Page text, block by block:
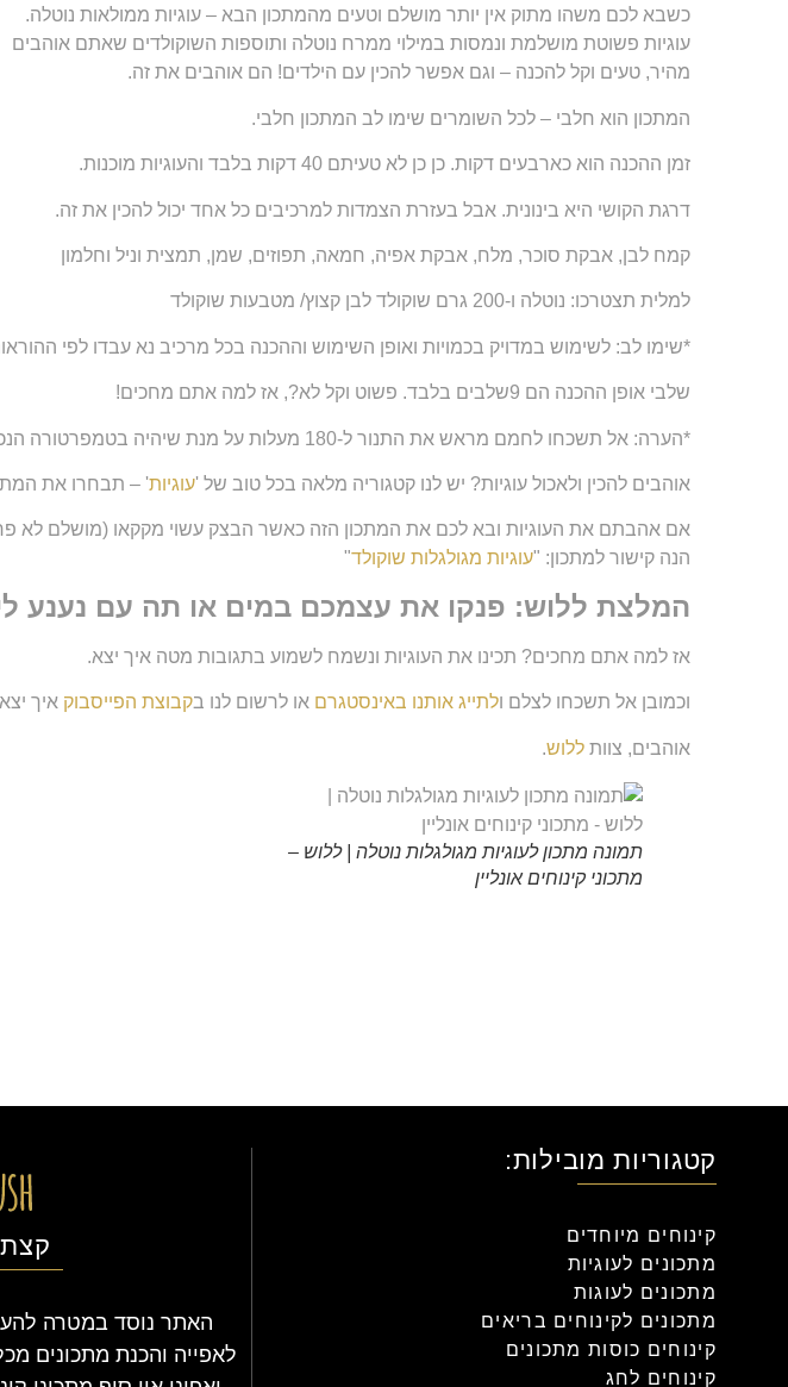
כשבא לכם משהו מתוק אין יותר מושלם וטעים מהמתכון הבא – עוגיות ממולאות נוטלה.
עוגיות פשוטת מושלמת ונמסות במילוי ממרח נוטלה ותוספות השוקולדים שאתם אוהבים
מהיר, טעים וקל להכנה – וגם אפשר להכין עם הילדים! הם אוהבים את זה.
המתכון הוא חלבי – לכל השומרים שימו לב המתכון חלבי.
זמן ההכנה הוא כארבעים דקות. כן כן לא טעיתם 40 דקות בלבד והעוגיות מוכנות.
דרגת הקושי היא בינונית. אבל בעזרת הצמדות למרכיבים כל אחד יכול להכין את זה.
קמח לבן, אבקת סוכר, מלח, אבקת אפיה, חמאה, תפוזים, שמן, תמצית וניל וחלמון
למלית תצטרכו: נוטלה ו-200 גרם שוקולד לבן קצוץ/ מטבעות שוקולד
*שימו לב: לשימוש במדויק בכמויות ואופן השימוש וההכנה בכל מרכיב נא עבדו לפי
שלבי אופן ההכנה הם 9שלבים בלבד. פשוט וקל לא?, אז למה אתם מחכים!
*הערה: אל תשכחו לחמם מראש את התנור ל-180 מעלות על מנת שיהיה בטמפרטורה הנכונה כאשר אתם מכניסים את העוגיות.
אוהבים להכין ולאכול עוגיות? יש לנו קטגוריה מלאה בכל טוב של 'עוגיות' – תבחרו את
אם אהבתם את העוגיות ובא לכם את המתכון הזה כאשר הבצק עשוי מקקאו (מושלם לא
הנה קישור למתכון: "עוגיות מגולגלות שוקולד"
המלצת ללוש: פנקו את עצמכם במים או תה עם נענע
אז למה אתם מחכים? תכינו את העוגיות ונשמח לשמוע בתגובות מטה איך יצא.
וכמובן אל תשכחו לצלם ולתייג אותנו באינסטגרם או לרשום לנו בקבוצת הפייסבוק איך
אוהבים, צוות ללוש.
תמונה מתכון לעוגיות מגולגלות נוטלה | ללוש –
מתכוני קינוחים אונליין
קטגוריות מובילות:
קינוחים מיוחדים
מתכונים לעוגיות
מתכונים לעוגות
מתכונים לקינוחים בריאים
קינוחים כוסות מתכונים
קינוחים לחג
קצת
האתר נוסד במטרה
לאפייה והכנת מתכונים